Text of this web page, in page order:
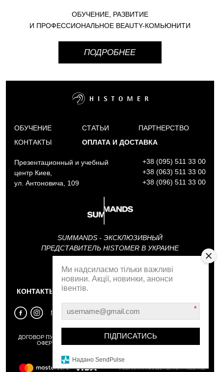
ОБУЧЕНИЕ, РАЗВИТИЕ
И ПРОФЕССИОНАЛЬНОЕ BEAUTY-КОМЬЮНИТИ
ПОДРОБНЕЕ
ОБУЧЕНИЕ
КОНТАКТЫ
СТАТЬИ
ПАРТНЕРСТВО
ОПЛАТА И ДОСТАВКА
Презентационный и учебный
центр Киев,
ул. Антоновича, 109
+38 (095) 511 33 00
+38 (063) 511 33 00
+38 (096) 511 33 00
SUMMANDS - ЭКСКЛЮЗИВНЫЙ
ПРЕДСТАВИТЕЛЬ HISTOMER В УКРАИНЕ
АКАДЕМИЯ SUMMANDS
КОНТАКТЫ
МЫ В СОЦСЕТЯХ
ДОГОВОР ПУБЛИЧНОЙ
ОФЕРТЫ
ПОЛИТИКА
© 2025 SUMMANDS LLC. ALL RIGHT RESERVED
Ми надсилаємо тільки важливі
новини. Акції, новинки, анонси
івентів.
*
ПІДПИСАТИСЬ
Надано SendPulse